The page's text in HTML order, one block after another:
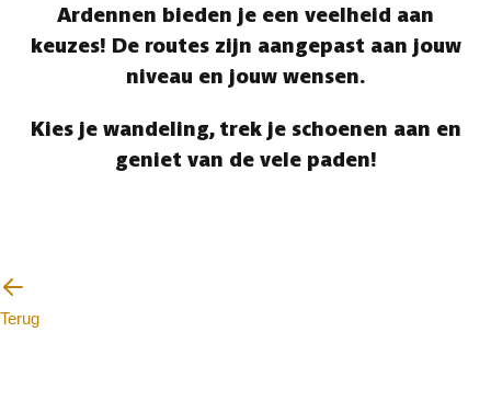
Ardennen bieden je een veelheid aan
keuzes! De routes zijn aangepast aan jouw
niveau en jouw wensen.
Kies je wandeling, trek je schoenen aan en
geniet van de vele paden!
Terug